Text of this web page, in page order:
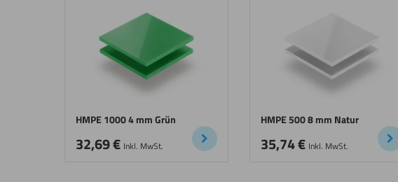
HMPE 1000 4 mm Grün
32,69€ Inkl. MwSt.
HMPE 500 8 mm Natur
35,74€ Inkl. MwSt.